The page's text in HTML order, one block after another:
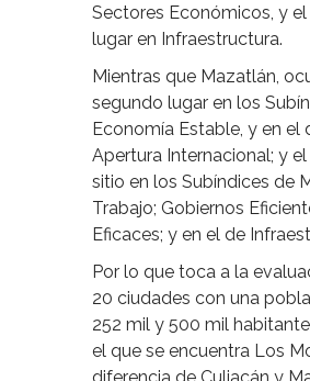
Sectores Económicos, y
lugar en Infraestructura.
Mientras que Mazatlán,
segundo lugar en los
Economía Estable, y en el
Apertura Internacional; y
sitio en los Subíndices de
Trabajo; Gobiernos
Eficaces; y en el de
Por lo que toca a la
20 ciudades con una
252 mil y 500 mil
el que se encuentra Los